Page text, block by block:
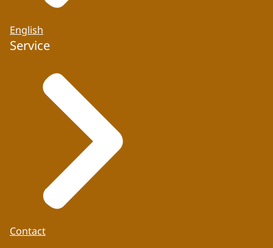
English
Service
Contact